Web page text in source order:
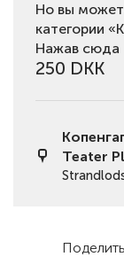
Но вы
категории
Нажав сюда
250 DKK
Teater